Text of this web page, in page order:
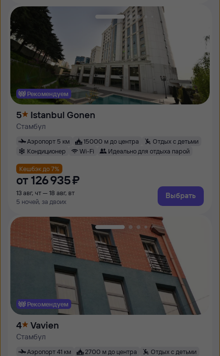
Рекомендуем
5 Istanbul Gonen
Стамбул
Аэропорт 5 км 15000 м до центра
Отдых с детьми
Кондиционер
Wi-Fi Идеально для отдыха парой
Кешбэк до 7%
от 126 ⁠935 ⁠₽
13 авг, чт — 18 авг, вт
5 ночей, за двоих
Выбрать
Рекомендуем
4 Vavien
Стамбул
Аэропорт 41 км 2700 м до центра
Отдых с детьми